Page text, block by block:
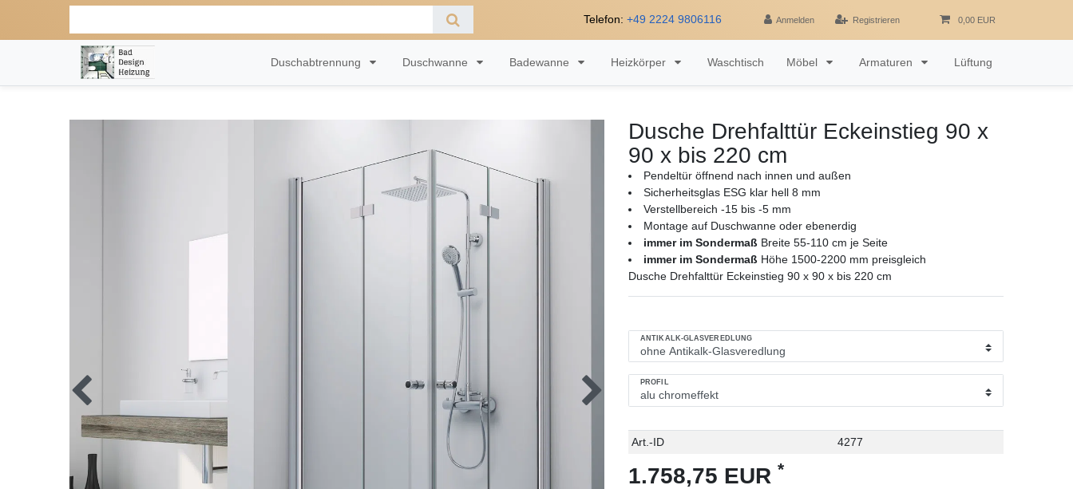
Telefon: +49 2224 9806116 Anmelden Registrieren 0,00 EUR
Duschabtrennung Duschwanne Badewanne Heizkörper Waschtisch Möbel Armaturen Lüftung
Dusche Drehfalttür Eckeinstieg 90 x
90 x bis 220 cm
Pendeltür öffnend nach innen und außen
Sicherheitsglas ESG klar hell 8 mm
Verstellbereich -15 bis -5 mm
Montage auf Duschwanne oder ebenerdig
immer im Sondermaß Breite 55-110 cm je Seite
immer im Sondermaß Höhe 1500-2200 mm preisgleich
Dusche Drehfalttür Eckeinstieg 90 x 90 x bis 220 cm
ANTIKALK-GLASVEREDLUNG
PROFIL
Technisches
Wert
Art.-ID 4277
1.758,75 EUR *